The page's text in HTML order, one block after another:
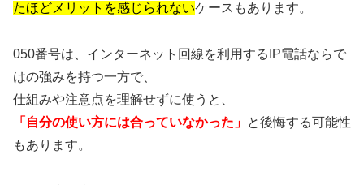
たほどメリットを感じられないケースもあります。
050番号は、インターネット回線を利用するIP電話ならで
はの強みを持つ一方で、
仕組みや注意点を理解せずに使うと、
「自分の使い方には合っていなかった」 と後悔する可能性
もあります。